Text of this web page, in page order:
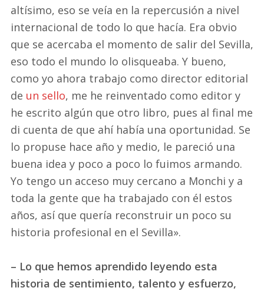
altísimo, eso se veía en la repercusión a nivel
internacional de todo lo que hacía. Era obvio
que se acercaba el momento de salir del Sevilla,
eso todo el mundo lo olisqueaba. Y bueno,
como yo ahora trabajo como director editorial
de un sello, me he reinventado como editor y
he escrito algún que otro libro, pues al final me
di cuenta de que ahí había una oportunidad. Se
lo propuse hace año y medio, le pareció una
buena idea y poco a poco lo fuimos armando.
Yo tengo un acceso muy cercano a Monchi y a
toda la gente que ha trabajado con él estos
años, así que quería reconstruir un poco su
historia profesional en el Sevilla».
– Lo que hemos aprendido leyendo esta
historia de sentimiento, talento y esfuerzo,